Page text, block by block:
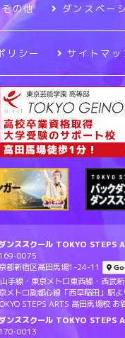
その他 ダンスベー
リシー サイトマッ
ンススクール TOKYO STEPS
0075
都新宿区高田馬場1-24-11
手線・東京メトロ東西線・西武
メトロ副都心線「西早稲田」駅
STEPS ARTS 高田馬場校 お
ンススクール TOKYO STEPS
0013